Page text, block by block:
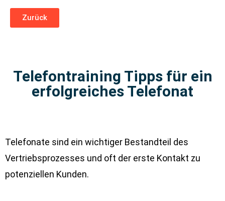
Zurück
Telefontraining Tipps für ein
erfolgreiches Telefonat​
Telefonate sind ein wichtiger Bestandteil des
Vertriebsprozesses und oft der erste Kontakt zu
potenziellen Kunden.